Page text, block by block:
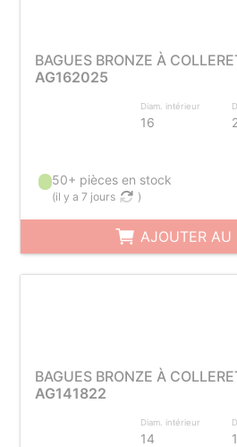
BAGUES BRONZE À
AG162025
Diam. intérieur
16
50+ pièces en stock
(il y a 7 jours )
AJOUTER AU
BAGUES BRONZE À
AG141822
Diam. intérieur
14